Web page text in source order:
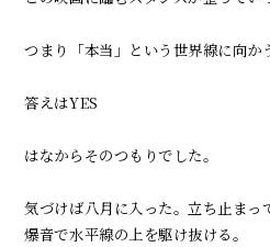
つまり「本当」という世界線に向か
答えはYES
はなからそのつもりでした。
気づけば八月に入った。立ち止まっ
爆音で水平線の上を駆け抜ける。